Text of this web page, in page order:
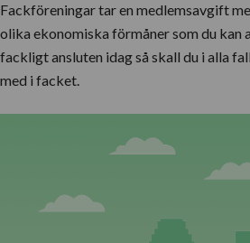
Fackföreningar tar en medlemsavgift
olika ekonomiska förmåner som du kan
fackligt ansluten idag så skall du i alla
med i facket.